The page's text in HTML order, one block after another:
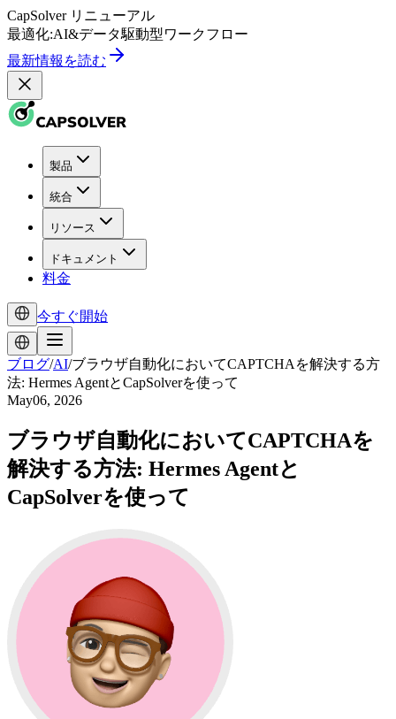
CapSolver リニューアル
最適化:AI&データ駆動型ワークフロー
最新情報を読む
製品
統合
リソース
ドキュメント
料金
今すぐ開始
ブログ/AI/ブラウザ自動化においてCAPTCHAを解決する方
法: Hermes AgentとCapSolverを使って
May06, 2026
ブラウザ自動化においてCAPTCHAを
解決する方法: Hermes Agentと
CapSolverを使って